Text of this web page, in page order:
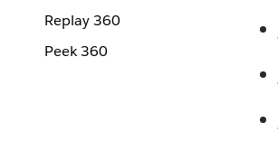
Replay 360
Peek 360